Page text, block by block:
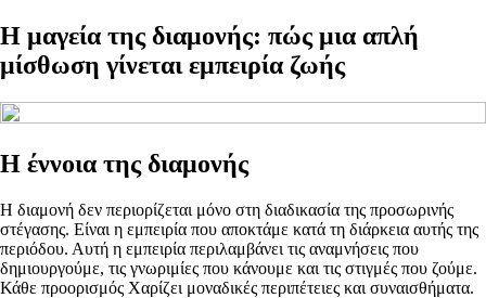
Η μαγεία της διαμονής: πώς μια απλή
μίσθωση γίνεται εμπειρία ζωής
Η έννοια της διαμονής
Η διαμονή δεν περιορίζεται μόνο στη διαδικασία της προσωρινής
στέγασης. Είναι η εμπειρία που αποκτάμε κατά τη διάρκεια αυτής της
περιόδου. Αυτή η εμπειρία περιλαμβάνει τις αναμνήσεις που
δημιουργούμε, τις γνωριμίες που κάνουμε και τις στιγμές που ζούμε.
Κάθε προορισμός Χαρίζει μοναδικές περιπέτειες και συναισθήματα.